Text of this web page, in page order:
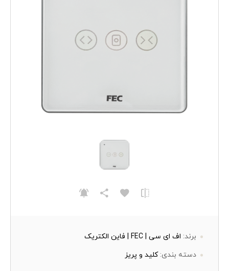
برند: اف ای سی | FEC | فاین الکتریک
دسته بندی:کلید و پریز